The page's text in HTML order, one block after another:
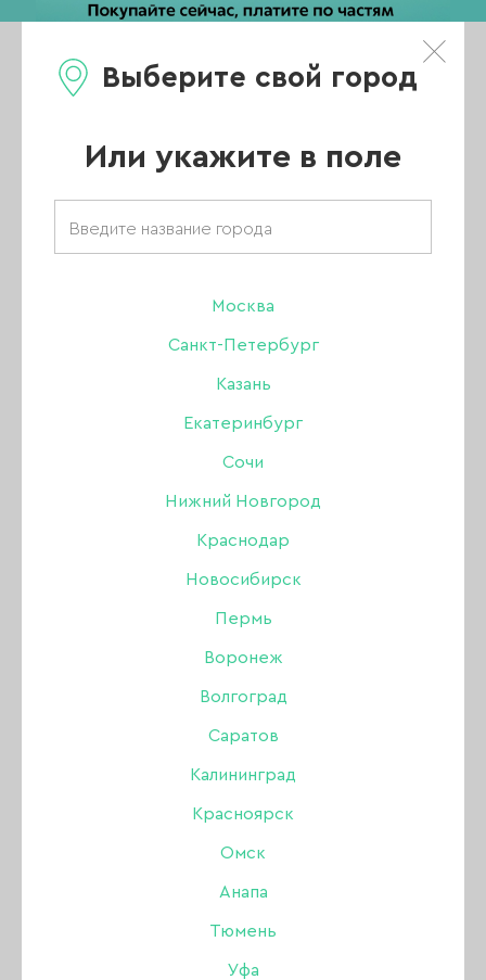
Выберите свой город
Или укажите в поле
Москва
Санкт-Петербург
Казань
Екатеринбург
Сочи
Нижний Новгород
Краснодар
Новосибирск
Пермь
Воронеж
Волгоград
Саратов
Калининград
Красноярск
Омск
Анапа
Тюмень
Уфа
Каталог
Главная/
Каталог/
SHE гель/
Гель моделирующий
SHE Tinsel Glass Rose с
шиммером, 30 мл